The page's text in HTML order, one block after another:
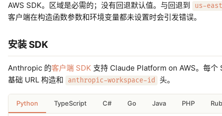
AWS SDK。区域是必需的；没有回退默认值。与回退到
us-
客户端在构造函数参数和环境变量都未设置时会引发错误。
安装 SDK
Anthropic 的客户端 SDK 支持 Claude Platform on AWS。每个
基础 URL 构造和
anthropic-workspace-id 头。
Python TypeScript C# Go Java PHP